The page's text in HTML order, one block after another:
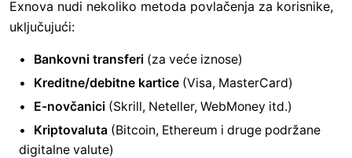
Exnova nudi nekoliko metoda povlačenja za korisnike,
uključujući:
Bankovni transferi (za veće iznose)
Kreditne/debitne kartice (Visa, MasterCard)
E-novčanici (Skrill, Neteller, WebMoney itd.)
Kriptovaluta (Bitcoin, Ethereum i druge podržane
digitalne valute)